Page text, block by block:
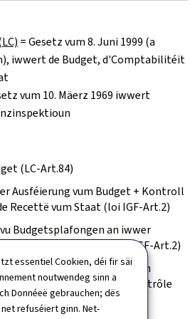
essentiel Cookien, déi fir säi
noutwendeg sinn a
Donnéeë gebrauchen; dës
refuséiert ginn. Net-
= Gesetz vum 8. Juni 1999 (a
iwwert de Budget, d'Comptabilitéit
vum 10. Mäerz 1969 iwwert
(LC-Art.84)
Ausféierung vum Budget + Kontroll
Recettë vum Staat (loi IGF-Art.2)
Budgetsplafongen an iwwer
limitéierte Kreditter (loi IGF-Art.2)
a Propositiounen, déi kënnen
hunn, an de Contrôle
(LC-Art.84)